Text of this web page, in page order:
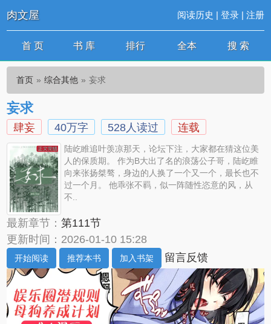
肉文屋 阅读历史 | 登录| 注册
首 页 书 库 排行 全本 搜 索
首页 综合其他 妄求
妄求
肆妄 40万字 528人读过 连载
陆屹睢追叶羡凉那天，论坛下注，大家都在猜这位美
人的保质期。 作为B大出了名的浪荡公子哥，陆屹睢
向来张扬桀骜，身边的人换了一个又一个，最长也不
过一个月。 他乖张不羁，似一阵随性恣意的风，从
不..
最新章节：第111节
更新时间：2026-01-10 15:28
开始阅读 推荐本书 加入书架 留言反馈